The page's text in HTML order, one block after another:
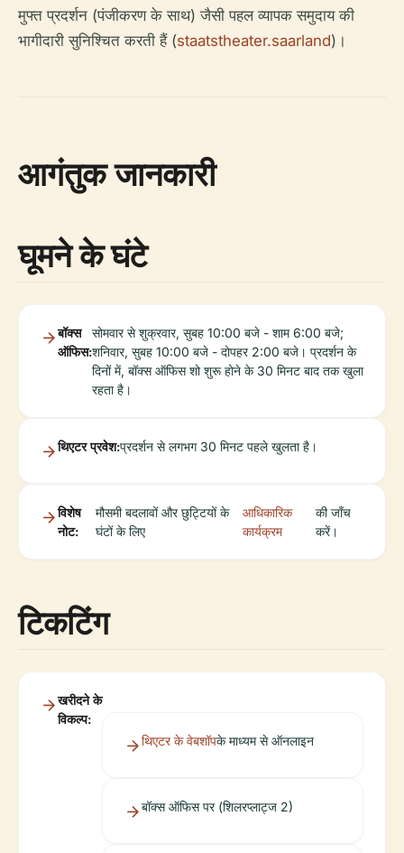
मुफ्त प्रदर्शन (पंजीकरण के साथ) जैसी पहल व्यापक समुदाय की
भागीदारी सुनिश्चित करती हैं (staatstheater.saarland)।
आगंतुक जानकारी
घूमने के घंटे
बॉक्स
ऑफिस:
सोमवार से शुक्रवार, सुबह 10:00 बजे - शाम 6:00 बजे;
शनिवार, सुबह 10:00 बजे - दोपहर 2:00 बजे। प्रदर्शन के
दिनों में, बॉक्स ऑफिस शो शुरू होने के 30 मिनट बाद तक खुला
रहता है।
थिएटर प्रवेश:प्रदर्शन से लगभग 30 मिनट पहले खुलता है।
विशेष
नोट:
मौसमी बदलावों और छुट्टियों के
घंटों के लिए
आधिकारिक
कार्यक्रम
की जाँच
करें।
टिकटिंग
खरीदने के
विकल्प:
थिएटर के वेबशॉपके माध्यम से ऑनलाइन
बॉक्स ऑफिस पर (शिलरप्लाट्ज 2)